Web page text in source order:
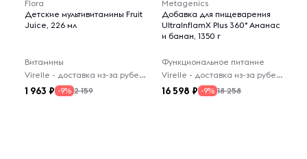
Flora
Детские мультивитамины Fruit
Juice, 226 мл
Витамины
Virelle - доставка из-за рубежа
1 963 -9% 2 159
Metagenics
Добавка для пищеварения
UltralnflamX Plus 360° Ананас
и банан, 1350 г
Функциональное питание
Virelle - доставка из-за рубежа
16 598 -9% 18 258